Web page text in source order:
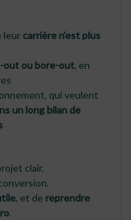
leur carrière n’est plus
out ou bore-out, en
qui veulent
un long bilan de
clair.
, et de reprendre
.